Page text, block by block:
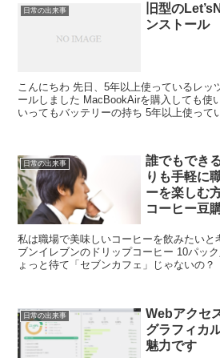
日常の出来事
旧型の
ンストール
こんにちわ 先日、5年以上使っているレッ
ールしました MacBookAirを購入しても
いってもバッテリーの持ち 5年以上使って
日常の出来事
誰でもでき
りも手軽に
ーを楽しむ
コーヒー豆
私は職場で美味しいコーヒーを飲みたいと
ブンイレブンのドリップコーヒー 10パッ
ょっと待て「セブンカフェ」じゃないの
日常の出来事
Webアクセ
グラフィカ
魅力です